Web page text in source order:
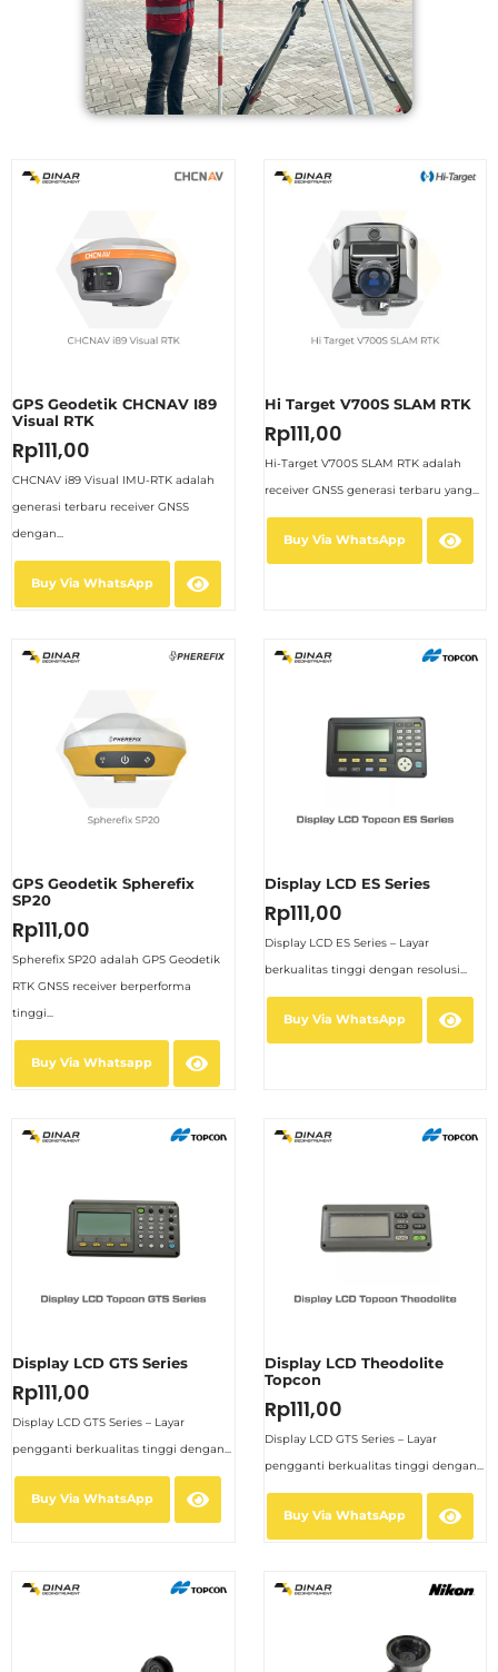
GPS Geodetik CHCNAV I89
Visual RTK
Rp111,00
CHCNAV i89 Visual IMU-RTK adalah
generasi terbaru receiver GNSS
dengan...
Buy Via WhatsApp
Hi Target V700S SLAM RTK
Rp111,00
Hi-Target V700S SLAM RTK adalah
receiver GNSS generasi terbaru yang...
Buy Via WhatsApp
GPS Geodetik Spherefix
SP20
Rp111,00
Spherefix SP20 adalah GPS Geodetik
RTK GNSS receiver berperforma
tinggi...
Buy Via Whatsapp
Display LCD ES Series
Rp111,00
Display LCD ES Series – Layar
berkualitas tinggi dengan resolusi...
Buy Via WhatsApp
Display LCD GTS Series
Rp111,00
Display LCD GTS Series – Layar
pengganti berkualitas tinggi dengan...
Buy Via WhatsApp
Display LCD Theodolite
Topcon
Rp111,00
Display LCD GTS Series – Layar
pengganti berkualitas tinggi dengan...
Buy Via WhatsApp